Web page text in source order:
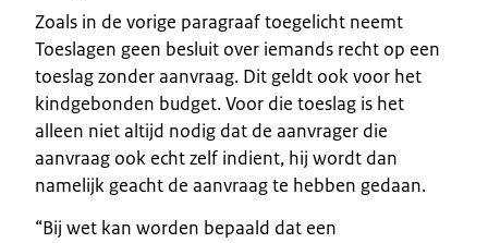
Zoals in de vorige paragraaf toegelicht neemt
Toeslagen geen besluit over iemands recht op een
toeslag zonder aanvraag. Dit geldt ook voor het
kindgebonden budget. Voor die toeslag is het
alleen niet altijd nodig dat de aanvrager die
aanvraag ook echt zelf indient, hij wordt dan
namelijk geacht de aanvraag te hebben gedaan.
“Bij wet kan worden bepaald dat een